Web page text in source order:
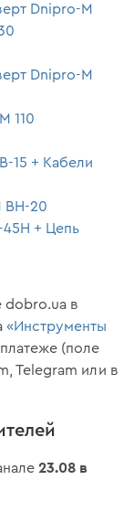
Dnipro-M
Dnipro-M
110
15 + Кабели
BH-20
45H + Цепь
dobro.ua в
«Инструменты
платеже (поле
Telegram или в
23.08 в